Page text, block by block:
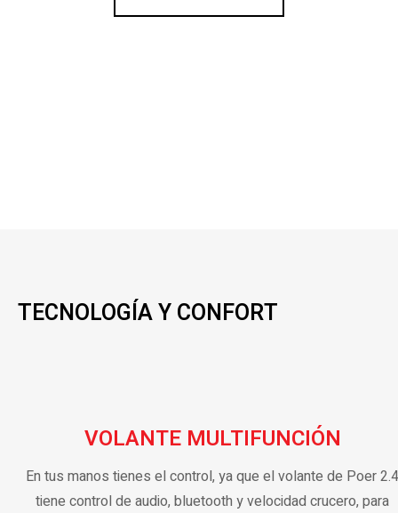
TECNOLOGÍA Y CONFORT
VOLANTE MULTIFUNCIÓN
En tus manos tienes el control, ya que el volante de Poer 2.4
tiene control de audio, bluetooth y velocidad crucero, para